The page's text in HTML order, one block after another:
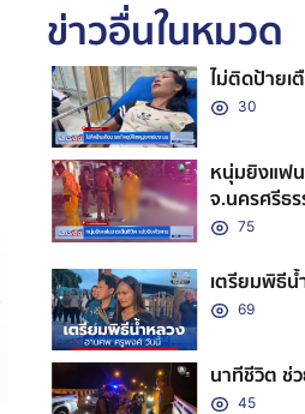
ข่าวอื่นในหมวด
ไม่ติดป้าย
30
หนุ่มยิงแฟ
จ.นครศรีธ
75
เตรียมพิธี
69
นาทีชีวิต ช่
45